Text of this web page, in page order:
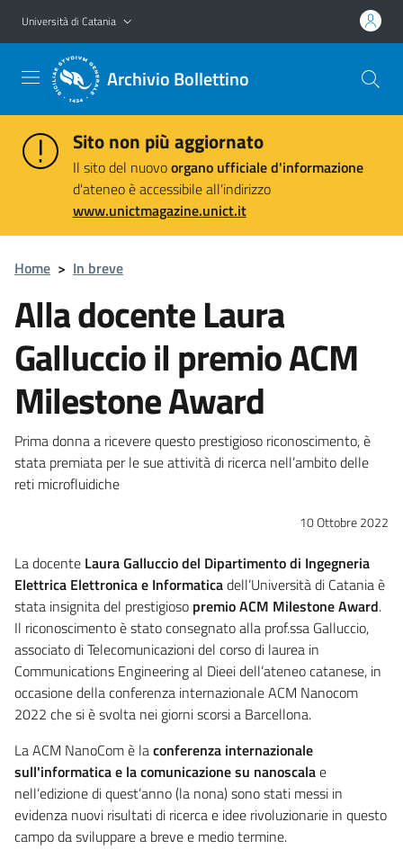
Vai al contenuto principale
Vai al menu di navigazione
Università di Catania
Archivio Bollettino
Sito non più aggiornato
Il sito del nuovoorgano ufficiale d'informazione
d'ateneo è accessibile all'indirizzo
www.unictmagazine.unict.it
Home > In breve
Alla docente Laura
Galluccio il premio ACM
Milestone Award
Prima donna a ricevere questo prestigioso riconoscimento, è
stata premiata per le sue attività di ricerca nell’ambito delle
reti microfluidiche
10 Ottobre 2022
La docente Laura Galluccio del Dipartimento di Ingegneria
Elettrica Elettronica e Informaticadell’Università di Catania è
stata insignita del prestigioso premio ACM Milestone Award.
Il riconoscimento è stato consegnato alla prof.ssa Galluccio,
associato di Telecomunicazioni del corso di laurea in
Communications Engineering al Dieei dell’ateneo catanese, in
occasione della conferenza internazionale ACM Nanocom
2022 che si è svolta nei giorni scorsi a Barcellona.
La ACM NanoCom è laconferenza internazionale
sull'informatica e la comunicazione su nanoscalae
nell’edizione di quest’anno (la nona) sono stati messi in
evidenza nuovi risultati di ricerca e idee rivoluzionarie in questo
campo da sviluppare a breve e medio termine.